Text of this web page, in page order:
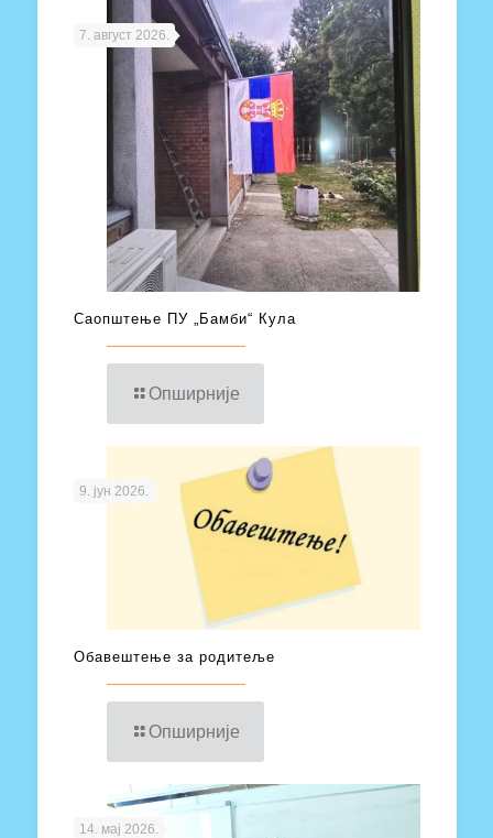
7. август 2026.
Саопштење ПУ „Бамби“ Кула
Опширније
9. јун 2026.
Обавештење за родитеље
Опширније
14. мај 2026.